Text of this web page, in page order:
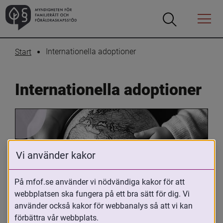
Öppna
Öppna
Menyn
Start Internationella adoptioner
Internationella adoptioner
Oavsett om du är adopterad,
adoptivförälder eller arbetar med
Vi använder kakor
På mfof.se använder vi nödvändiga kakor för att
webbplatsen ska fungera på ett bra sätt för dig. Vi
använder också kakor för webbanalys så att vi kan
förbättra vår webbplats.